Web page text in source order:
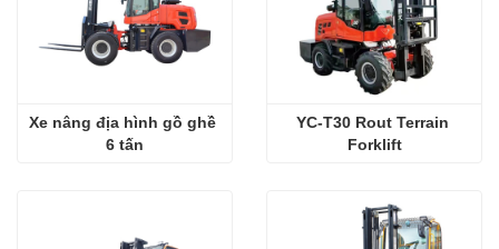
Xe nâng địa hình gồ ghề
6 tấn
YC-T30 Rout Terrain
Forklift